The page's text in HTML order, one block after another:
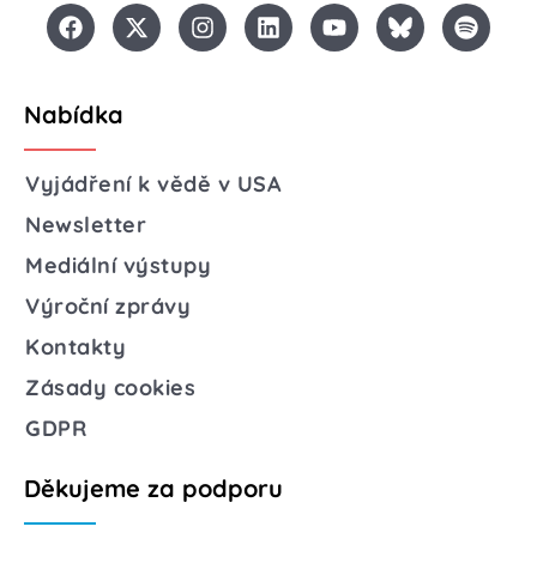
Nabídka
Vyjádření k vědě v USA
Newsletter
Mediální výstupy
Výroční zprávy
Kontakty
Zásady cookies
GDPR
Děkujeme za podporu